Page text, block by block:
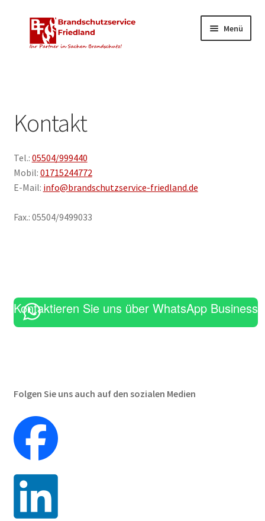
Navigation
springen
Zum
Inhalt
springen
Menü
Unternehmen
Kontakt
Über uns
Karriere
Erste-Hilfe-Kurs
Kontakt
Tel.: 05504/999440
Mobil: 01715244772
E-Mail: info@brandschutzservice-friedland.de
Fax.: 05504/9499033
Kontaktieren Sie uns über WhatsApp Business
Folgen Sie uns auch auf den sozialen Medien